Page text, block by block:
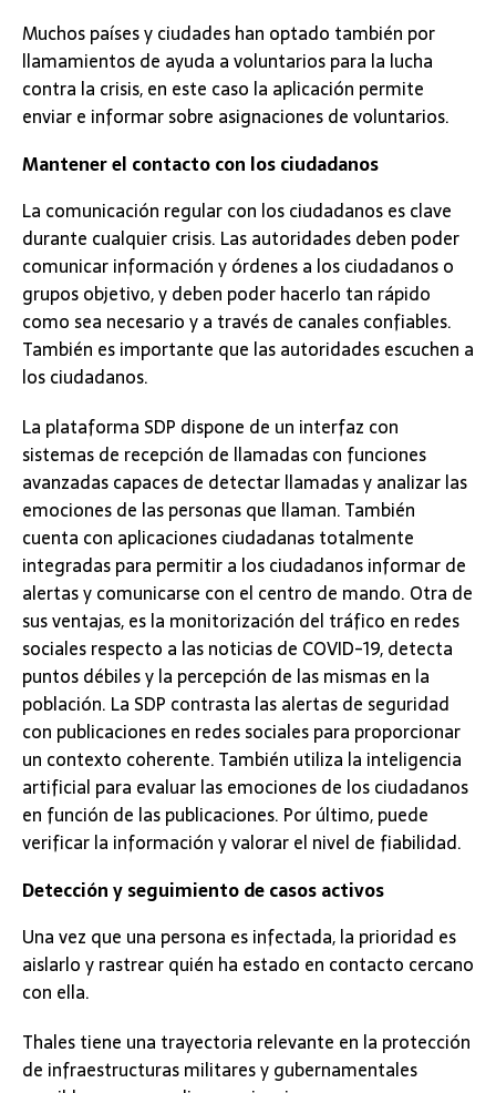
Muchos países y ciudades han optado también por
llamamientos de ayuda a voluntarios para la lucha
contra la crisis, en este caso la aplicación permite
enviar e informar sobre asignaciones de voluntarios.
Mantener el contacto con los ciudadanos
La comunicación regular con los ciudadanos es clave
durante cualquier crisis. Las autoridades deben poder
comunicar información y órdenes a los ciudadanos o
grupos objetivo, y deben poder hacerlo tan rápido
como sea necesario y a través de canales confiables.
También es importante que las autoridades escuchen a
los ciudadanos.
La plataforma SDP dispone de un interfaz con
sistemas de recepción de llamadas con funciones
avanzadas capaces de detectar llamadas y analizar las
emociones de las personas que llaman. También
cuenta con aplicaciones ciudadanas totalmente
integradas para permitir a los ciudadanos informar de
alertas y comunicarse con el centro de mando. Otra de
sus ventajas, es la monitorización del tráfico en redes
sociales respecto a las noticias de COVID-19, detecta
puntos débiles y la percepción de las mismas en la
población. La SDP contrasta las alertas de seguridad
con publicaciones en redes sociales para proporcionar
un contexto coherente. También utiliza la inteligencia
artificial para evaluar las emociones de los ciudadanos
en función de las publicaciones. Por último, puede
verificar la información y valorar el nivel de fiabilidad.
Detección y seguimiento de casos activos
Una vez que una persona es infectada, la prioridad es
aislarlo y rastrear quién ha estado en contacto cercano
con ella.
Thales tiene una trayectoria relevante en la protección
de infraestructuras militares y gubernamentales